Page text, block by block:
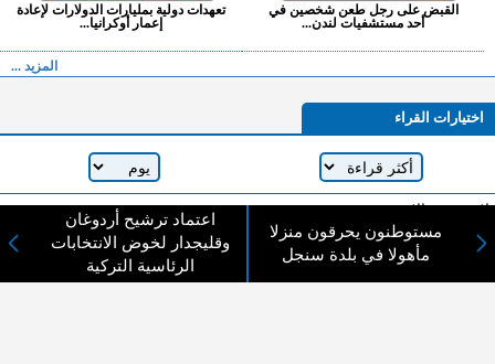
القبض على رجل طعن شخصين في
أحد مستشفيات لندن...
تعهدات دولية بمليارات الدولارات لإعادة
إعمار أوكرانيا...
المزيد ...
اختيارات القراء
لا يوجد مقالات
مستوطنون يحرقون منزلا
مأهولا في بلدة سنجل
اعتماد ترشيح أردوغان
وقليجدار لخوض الانتخابات
الرئاسية التركية